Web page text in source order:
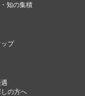
知の集積
プ
の方へ